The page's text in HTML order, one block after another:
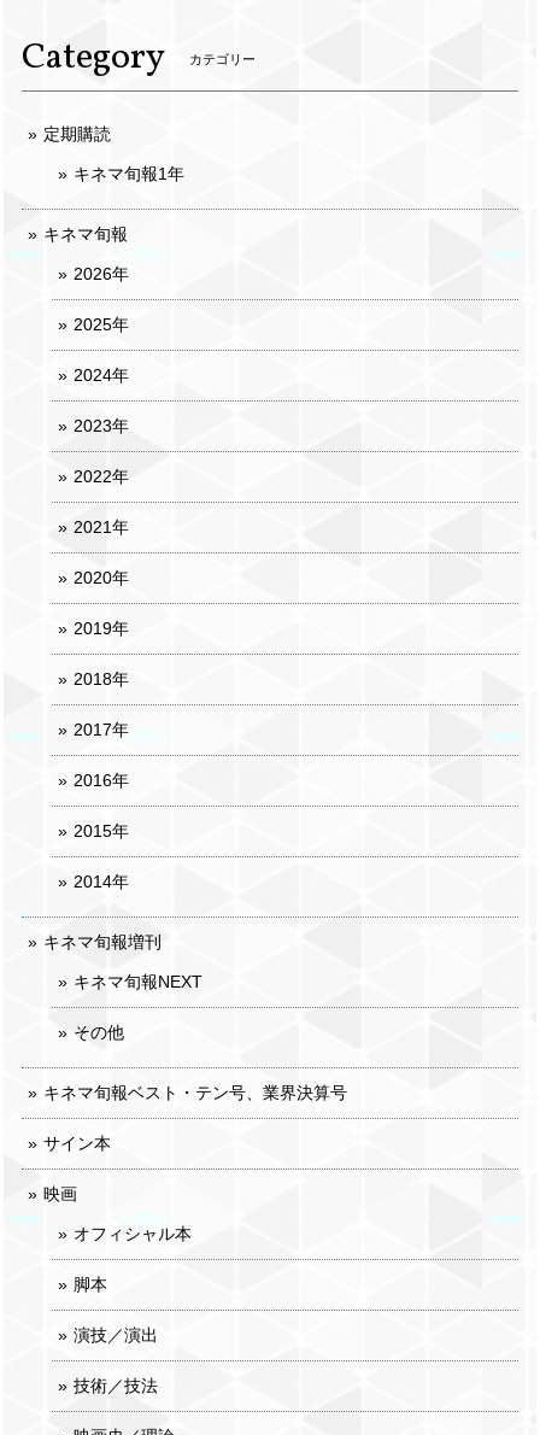
Category カテゴリー
定期購読
キネマ旬報1年
キネマ旬報
2026年
2025年
2024年
2023年
2022年
2021年
2020年
2019年
2018年
2017年
2016年
2015年
2014年
キネマ旬報増刊
キネマ旬報NEXT
その他
キネマ旬報ベスト・テン号、業界決算号
サイン本
映画
オフィシャル本
脚本
演技／演出
技術／技法